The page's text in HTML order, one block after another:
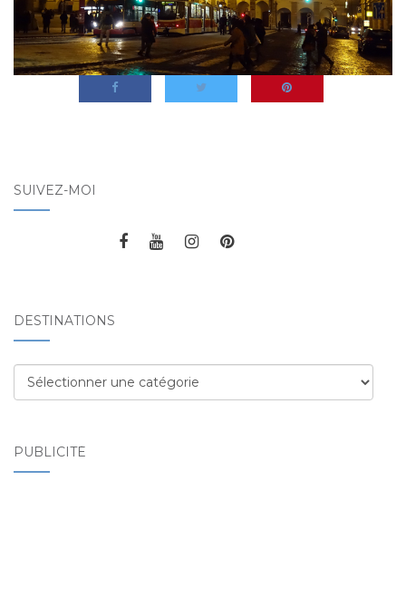
SUIVEZ-MOI
DESTINATIONS
Destinations
PUBLICITÉ